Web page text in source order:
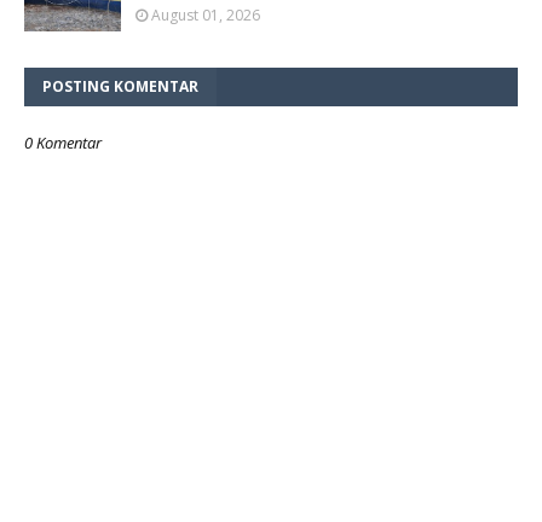
August 01, 2026
POSTING KOMENTAR
0 Komentar